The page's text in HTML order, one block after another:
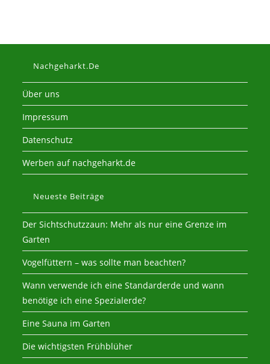
Nachgeharkt.de
Über uns
Impressum
Datenschutz
Werben auf nachgeharkt.de
Neueste Beiträge
Der Sichtschutzzaun: Mehr als nur eine Grenze im
Garten
Vogelfüttern – was sollte man beachten?
Wann verwende ich eine Standarderde und wann
benötige ich eine Spezialerde?
Eine Sauna im Garten
Die wichtigsten Frühblüher